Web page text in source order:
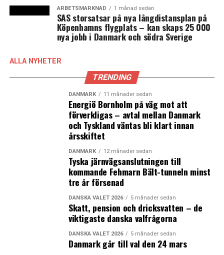
Rasmus Jarlov blir ny dansk näringslivsminister efter
Brian Mikkelsen
Nytt besöksrekord på soligt Folkemøde i Allinge på
Bornholm
ARBETSMARKNAD 1 månad sedan
SAS storsatsar på nya långdistansplan på
Köpenhamns flygplats – kan skaps 25 000
nya jobb i Danmark och södra Sverige
ALLA NYHETER
TRENDING
DANMARK 11 månader sedan
Energiö Bornholm på väg mot att
förverkligas – avtal mellan Danmark
och Tyskland väntas bli klart innan
årsskiftet
DANMARK 12 månader sedan
Tyska järnvägsanslutningen till
kommande Fehmarn Bält-tunneln minst
tre år försenad
DANSKA VALET 2026 5 månader sedan
Skatt, pension och dricksvatten – de
viktigaste danska valfrågorna
DANSKA VALET 2026 5 månader sedan
Danmark går till val den 24 mars